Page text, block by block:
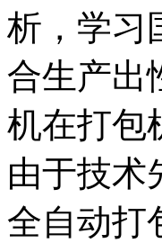
析，学习
合生产出
机在打包
由于技术
全自动打